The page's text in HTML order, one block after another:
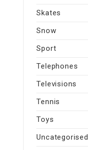
Skates
Snow
Sport
Telephones
Televisions
Tennis
Toys
Uncategorised